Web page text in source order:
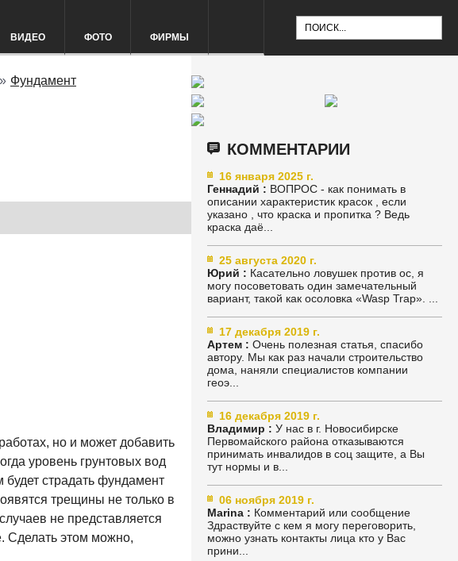
ВИДЕО ФОТО ФИРМЫ
Фундамент
но и может добавить
уровень грунтовых вод
будет страдать фундамент
трещины не только в
не представляется
Сделать этом можно,
КОММЕНТАРИИ
16 января 2025 г.
Геннадий : ВОПРОС - как понимать в
описании характеристик красок , если
указано , что краска и пропитка ? Ведь
краска даё...
25 августа 2020 г.
Юрий : Касательно ловушек против ос, я
могу посоветовать один замечательный
вариант, такой как осоловка «Wasp Trap». ...
17 декабря 2019 г.
Артем : Очень полезная статья, спасибо
автору. Мы как раз начали строительство
дома, наняли специалистов компании
геоэ...
16 декабря 2019 г.
Владимир : У нас в г. Новосибирске
Первомайского района отказываются
принимать инвалидов в соц защите, а Вы
тут нормы и в...
06 ноября 2019 г.
Marina : Комментарий или сообщение
Здраствуйте с кем я могу переговорить,
можно узнать контакты лица кто у Вас
прини...